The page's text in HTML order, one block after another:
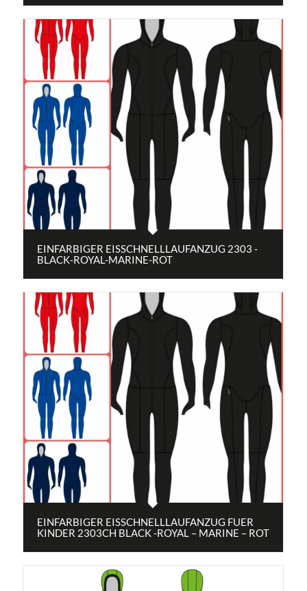
EINFARBIGER EISSCHNELLLAUFANZUG 2303 -
BLACK-ROYAL-MARINE-ROT
EINFARBIGER EISSCHNELLLAUFANZUG FUER
KINDER 2303CH BLACK -ROYAL – MARINE – ROT